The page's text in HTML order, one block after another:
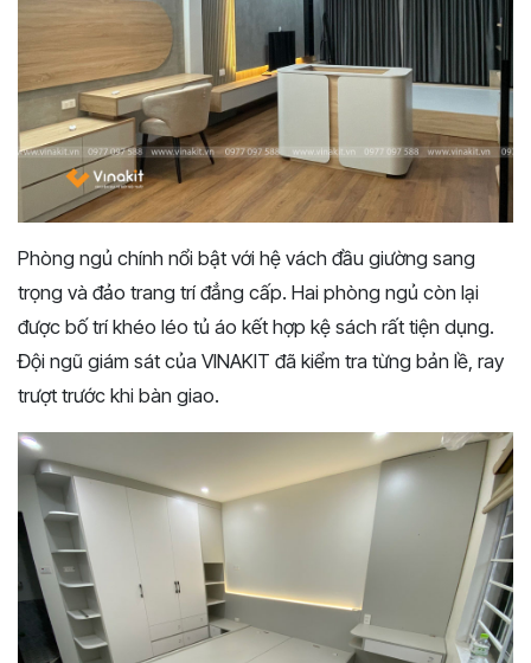
Phòng ngủ chính nổi bật với hệ vách đầu giường sang
trọng và đảo trang trí đẳng cấp. Hai phòng ngủ còn lại
được bố trí khéo léo tủ áo kết hợp kệ sách rất tiện dụng.
Đội ngũ giám sát của VINAKIT đã kiểm tra từng bản lề, ray
trượt trước khi bàn giao.